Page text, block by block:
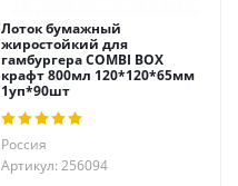
Лоток бумажный
жиростойкий для
гамбургера COMBI BOX
крафт 800мл 120*120*65мм
1уп*90шт
Россия
Артикул: 256094